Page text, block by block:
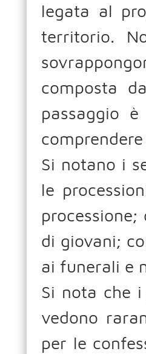
legata al
territorio.
composta
passaggio
Si notano i
le
di giovani;
ai funerali e
Si nota che
vedono
per le